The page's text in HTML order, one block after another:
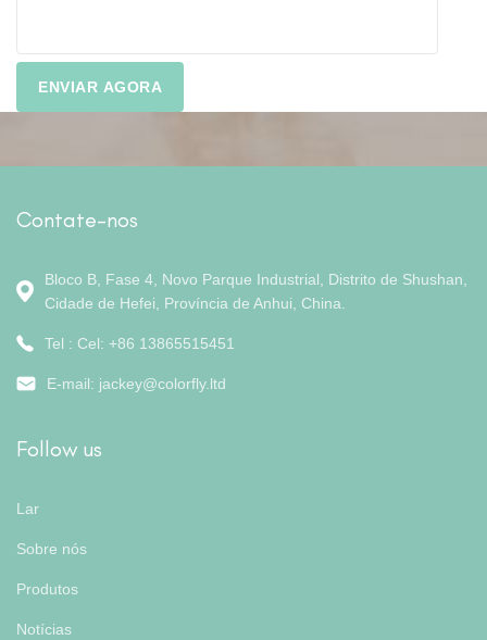
Contate-nos
Bloco B, Fase 4, Novo Parque Industrial, Distrito de Shushan,
Cidade de Hefei, Província de Anhui, China.
Tel : Cel: +86 13865515451
E-mail: jackey@colorfly.ltd
Follow us
Lar
Sobre nós
Produtos
Notícias